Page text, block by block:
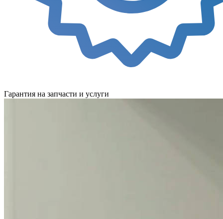
Гарантия на запчасти и услуги